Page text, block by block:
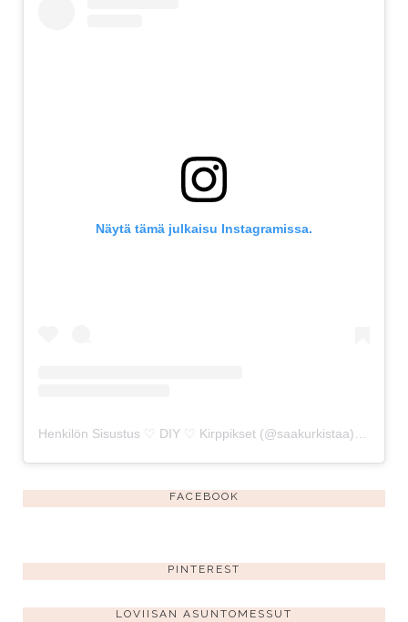
Näytä tämä julkaisu Instagramissa.
Henkilön Sisustus ♡ DIY ♡ Kirppikset (@saakurkistaa) jakama julkaisu
FACEBOOK
PINTEREST
LOVIISAN ASUNTOMESSUT